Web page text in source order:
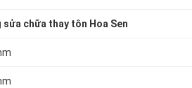
sửa chữa thay tôn Hoa Sen